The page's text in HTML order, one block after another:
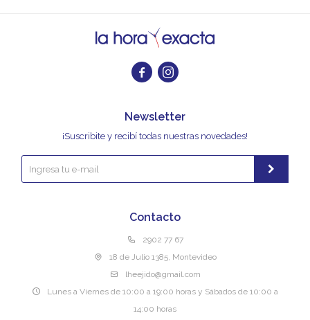
 
Contacto
2902 77 67
18 de Julio 1385, Montevideo
lheejido@gmail.com
Lunes a Viernes de 10:00 a 19:00 horas y Sábados de 10:00 a
14:00 horas
Newsletter
¡Suscribite y recibí todas nuestras novedades!